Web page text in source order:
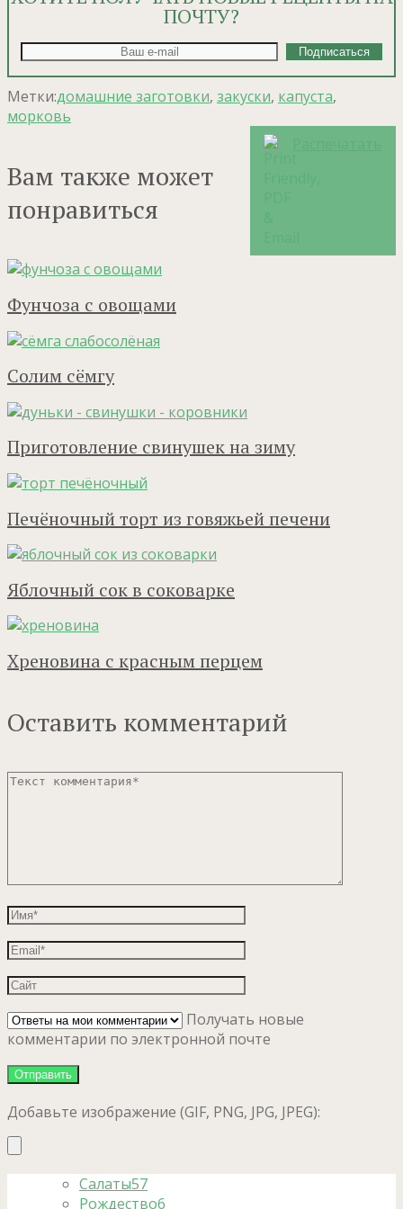
ПОЧТУ?
Метки:домашние заготовки, закуски, капуста,
морковь
Вам также может
понравиться
Фунчоза с овощами
Солим сёмгу
Приготовление свинушек на зиму
Печёночный торт из говяжьей печени
Яблочный сок в соковарке
Хреновина с красным перцем
Оставить комментарий
Получать новые
комментарии по электронной почте
Добавьте изображение (GIF, PNG, JPG, JPEG):
Салаты57
Рождество6